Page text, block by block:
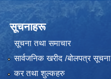
सूचनाहरू
सूचना तथा समाचार
सार्वजनिक खरीद /बोलपत्र सूचना
कर तथा शुल्कहरु